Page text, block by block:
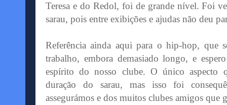
Teresa e do Redol, foi de grande nível. Foi
sarau, pois entre exibições e ajudas não deu
Referência ainda aqui para ohip-hop, que
trabalho, embora demasiado longo, e
espírito do nosso clube. O único aspecto
duração do sarau, mas isso foi
assegurámos e dos muitos clubes amigos que